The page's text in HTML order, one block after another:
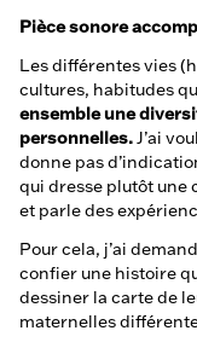
Pièce sonore
Les différentes vies
cultures, habitudes
ensemble une
personnelles.J’ai
donne pas
qui dresse plutôt une
et parle des
Pour cela, j’ai
confier une histoire
dessiner la carte de
maternelles